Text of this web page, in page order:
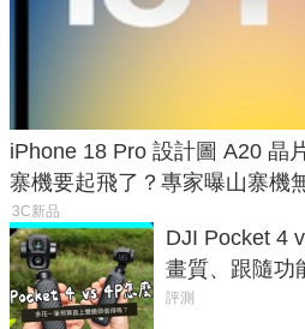
iPhone 18 Pro 設計圖 A20 晶
寨機要起飛了？專家曝山寨機
3C新品
DJI Pocket 4
畫質、跟隨功
析，一次看懂
評測